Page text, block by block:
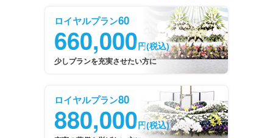
ロイヤルプラン60
660,000円(税込)
少しプランを充実させたい方に
ロイヤルプラン80
880,000円(税込)